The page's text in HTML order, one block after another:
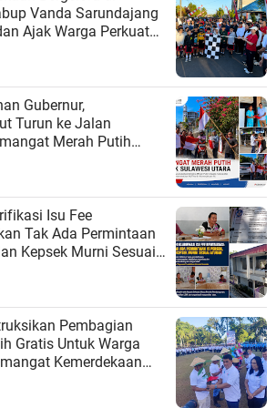
Vanda Sarundajang
Ajak Warga Perkuat
Gubernur,
Turun ke Jalan
Merah Putih
Isu Fee
Tak Ada Permintaan
Kepsek Murni Sesuai
Pembagian
Gratis Untuk Warga
Kemerdekaan